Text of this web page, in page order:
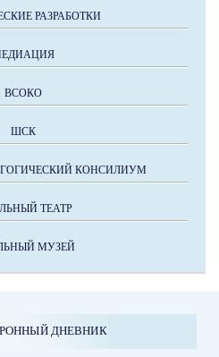
РАЗРАБОТКИ
ВСОКО
ШСК
КОНСИЛИУМ
ТЕАТР
МУЗЕЙ
ДНЕВНИК